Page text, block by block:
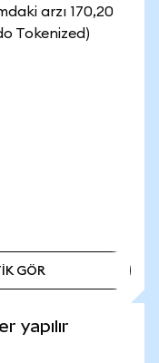
arzı 170,20
Tokenized)
GÖR
yapılır